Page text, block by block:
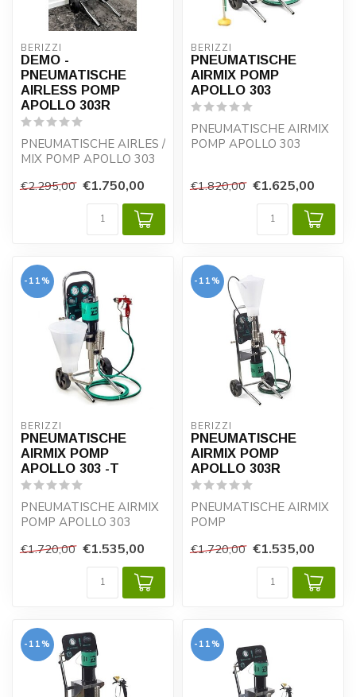
BERIZZI
DEMO -
PNEUMATISCHE
AIRLESS POMP
APOLLO 303R
PNEUMATISCHE AIRLES /
MIX POMP APOLLO 303
middelviskeuz...
€2.295,00 €1.750,00
BERIZZI
PNEUMATISCHE
AIRMIX POMP
APOLLO 303
PNEUMATISCHE AIRMIX
POMP APOLLO 303
€1.820,00 €1.625,00
-11%
BERIZZI
PNEUMATISCHE
AIRMIX POMP
APOLLO 303 -T
PNEUMATISCHE AIRMIX
POMP APOLLO 303
middelviskeuze lakk...
€1.720,00 €1.535,00
-11%
BERIZZI
PNEUMATISCHE
AIRMIX POMP
APOLLO 303R
PNEUMATISCHE AIRMIX
POMP
middelviskeuze lakken,
€1.720,00 €1.535,00
-11% -11%